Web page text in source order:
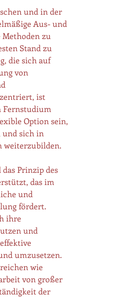
und in der
Aus- und
zu
Stand zu
die sich auf
von
ist
Fernstudium
Option sein,
sich in
weiterzubilden.
Prinzip des
das im
und
fördert.
ihre
und
umzusetzen.
wie
von großer
der